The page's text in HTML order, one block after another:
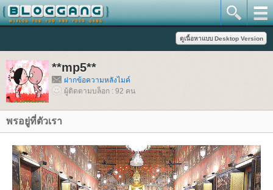
**mp5**
ฝากข้อความหลังไมค์
ผู้ติดตามบล็อก : 92 คน
พรอยู่ที่ตัวเรา